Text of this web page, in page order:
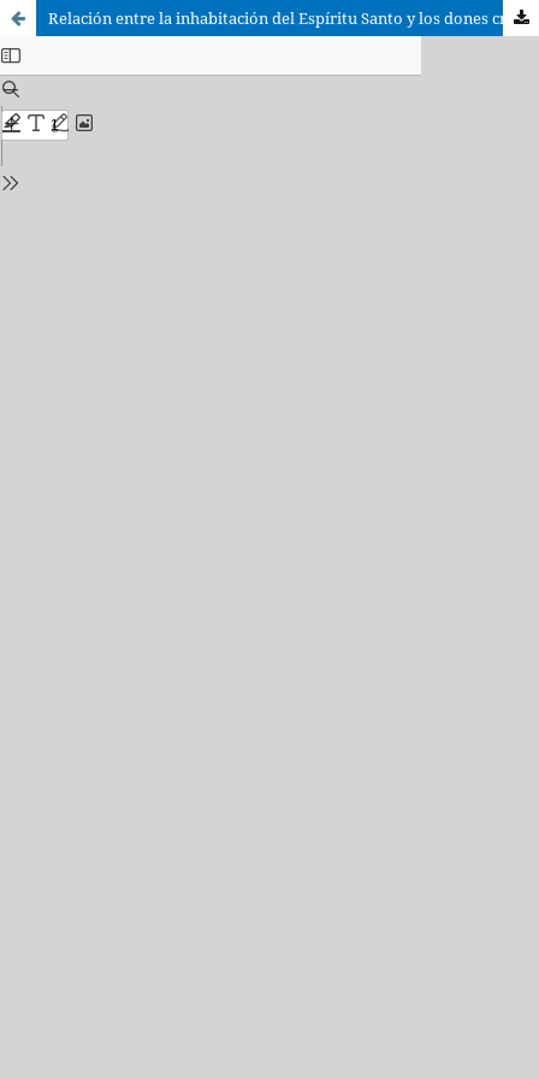
Relación entre la inhabitación del Espíritu Santo y los dones creados de la justificación